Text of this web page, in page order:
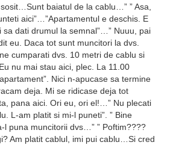
baiatul de la cablu…” ” Asa,
aici”…”Apartamentul e deschis. E
sa dati drumul la semnal”…” Nuuu, pai
eu. Daca tot sunt muncitori la dvs.
cumparati dvs. 10 metri de cablu si
nu mai stau aici, plec. La 11.00
Nici n-apucase sa termine
deja. Mi se ridicase deja tot
pana aici. Ori eu, ori el!…” Nu plecati
L-am platit si mi-l puneti”. ” Bine
l puna muncitorii dvs…” ” Poftim????
Am platit cablul, imi pui cablu…Si cred